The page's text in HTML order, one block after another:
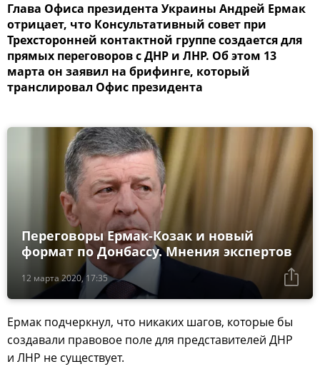
Глава Офиса президента Украины Андрей Ермак
отрицает, что Консультативный совет при
Трехсторонней контактной группе создается для
прямых переговоров с ДНР и ЛНР. Об этом 13
марта он заявил на брифинге, который
транслировал Офис президента
12 марта 2020, 17:35
Переговоры Ермак-Козак и новый
формат по Донбассу. Мнения экспертов
Ермак подчеркнул, что никаких шагов, которые бы
создавали правовое поле для представителей ДНР
и ЛНР не существует.